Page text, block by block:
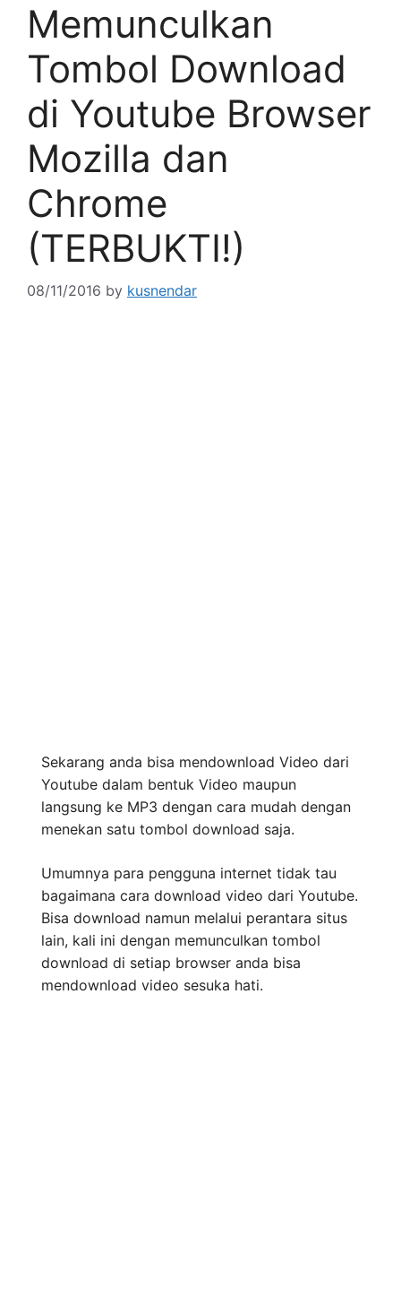
Memunculkan
Tombol Download
di Youtube Browser
Mozilla dan
Chrome
(TERBUKTI!)
08/11/2016 by kusnendar
Sekarang anda bisa mendownload Video dari
Youtube dalam bentuk Video maupun
langsung ke MP3 dengan cara mudah dengan
menekan satu tombol download saja.
Umumnya para pengguna internet tidak tau
bagaimana cara download video dari Youtube.
Bisa download namun melalui perantara situs
lain, kali ini dengan memunculkan tombol
download di setiap browser anda bisa
mendownload video sesuka hati.